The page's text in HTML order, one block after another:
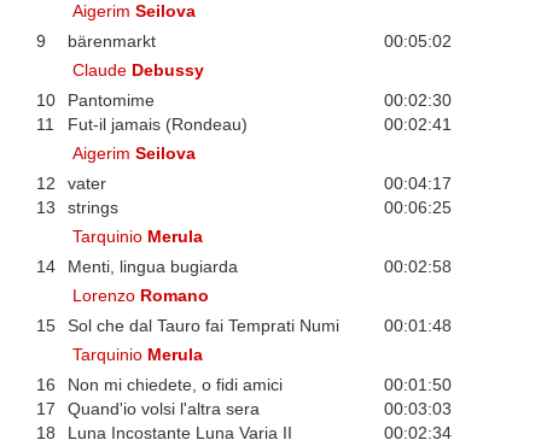
AigerimSeilova
9
bärenmarkt
00:05:02
Claude Debussy
10
Pantomime
00:02:30
11
Fut-il jamais (Rondeau)
00:02:41
AigerimSeilova
12
vater
00:04:17
13
strings
00:06:25
Tarquinio Merula
14
Menti, lingua bugiarda
00:02:58
Lorenzo Romano
15
Sol che dal Tauro fai Temprati Numi
00:01:48
Tarquinio Merula
16
Non mi chiedete, o fidi amici
00:01:50
17
Quand'io volsi l'altra sera
00:03:03
18
Luna Incostante Luna Varia II
00:02:34